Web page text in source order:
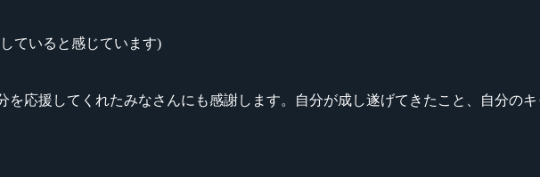
ていると感じています)
応援してくれたみなさんにも感謝します。自分が成し遂げてきたこと、自分の